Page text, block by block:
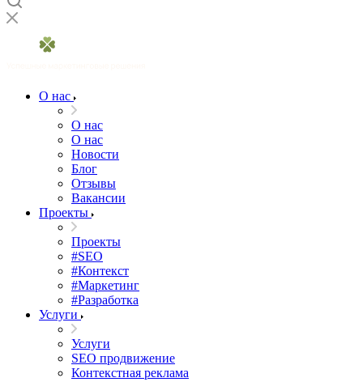
О нас
О нас
О нас
Новости
Блог
Отзывы
Вакансии
Проекты
Проекты
#SEO
#Контекст
#Маркетинг
#Разработка
Услуги
Услуги
SEO продвижение
Контекстная реклама